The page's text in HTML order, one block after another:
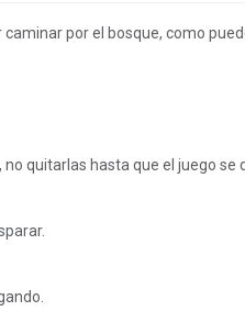
por el bosque, como
quitarlas hasta que el juego se